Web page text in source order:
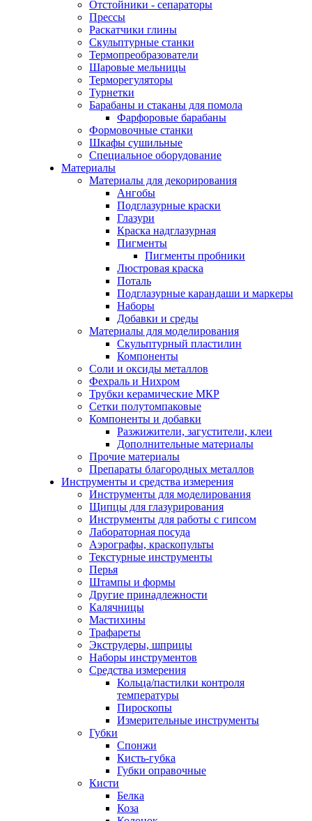
Отстойники - сепараторы
Прессы
Раскатчики глины
Скульптурные станки
Термопреобразователи
Шаровые мельницы
Терморегуляторы
Турнетки
Барабаны и стаканы для помола
Фарфоровые барабаны
Формовочные станки
Шкафы сушильные
Специальное оборудование
Материалы
Материалы для декорирования
Ангобы
Подглазурные краски
Глазури
Краска надглазурная
Пигменты
Пигменты пробники
Люстровая краска
Поталь
Подглазурные карандаши и маркеры
Наборы
Добавки и среды
Материалы для моделирования
Скульптурный пластилин
Компоненты
Соли и оксиды металлов
Фехраль и Нихром
Трубки керамические МКР
Сетки полутомпаковые
Компоненты и добавки
Разжижители, загустители, клеи
Дополнительные материалы
Прочие материалы
Препараты благородных металлов
Инструменты и средства измерения
Инструменты для моделирования
Щипцы для глазурирования
Инструменты для работы с гипсом
Лабораторная посуда
Аэрографы, краскопульты
Текстурные инструменты
Перья
Штампы и формы
Другие принадлежности
Калячницы
Мастихины
Трафареты
Экструдеры, шприцы
Наборы инструментов
Средства измерения
Кольца/пастилки контроля
температуры
Пироскопы
Измерительные инструменты
Губки
Спонжи
Кисть-губка
Губки оправочные
Кисти
Белка
Коза